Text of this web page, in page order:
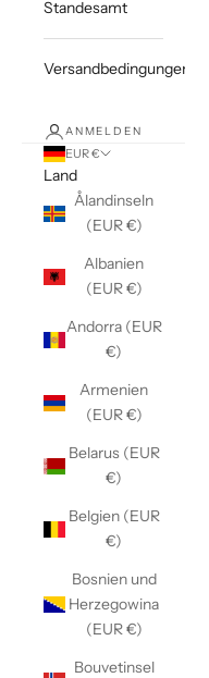
Standesamt
Versandbedingungen
ANMELDEN
EUR €
Land
Ålandinseln
(EUR €)
Albanien
(EUR €)
Andorra (EUR
€)
Armenien
(EUR €)
Belarus (EUR
€)
Belgien (EUR
€)
Bosnien und
Herzegowina
(EUR €)
Bouvetinsel